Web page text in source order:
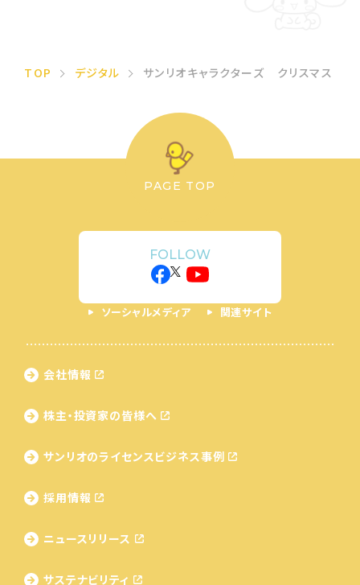
TOP デジタル サンリオキャラクターズ クリスマス
PAGE TOP
FOLLOW
ソーシャルメディア 関連サイト
会社情報
株主・投資家の皆様へ
サンリオのライセンス ビジネス事例
採用情報
ニュースリリース
サステナビリティ